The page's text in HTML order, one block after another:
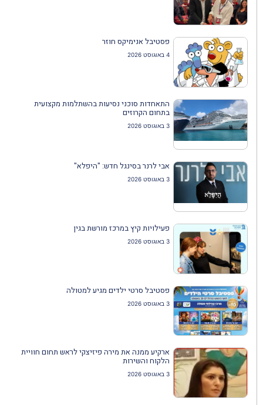
פסטיבל אנימיקס חוזר
4 באוגוסט 2026
התאחדות סוכני נסיעות בהשתלמות מקצועית
בתחום הקרוזים
3 באוגוסט 2026
אבי לרנר בסינגל חדש: "היפלא"
3 באוגוסט 2026
פעילויות קיץ במרכז מורשת בגין
3 באוגוסט 2026
פסטיבל סרטי ילדים מגיע למטולה
3 באוגוסט 2026
ארקיע ממנה את מירה פיזיצקי לראש תחום חוויית
הלקוח והשירות
3 באוגוסט 2026